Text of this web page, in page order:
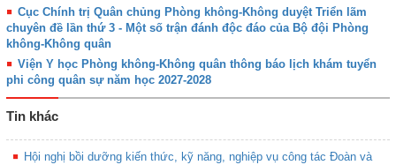
Cục Chính trị Quân chủng Phòng không-Không duyệt Triển lãm
chuyên đề lần thứ 3 - Một số trận đánh độc đáo của Bộ đội Phòng
không-Không quân
Viện Y học Phòng không-Không quân thông báo lịch khám tuyển
phi công quân sự năm học 2027-2028
Tin khác
Hội nghị bồi dưỡng kiến thức, kỹ năng, nghiệp vụ công tác Đoàn và